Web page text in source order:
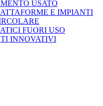
USATO
E IMPIANTI
FUORI USO
INNOVATIVI